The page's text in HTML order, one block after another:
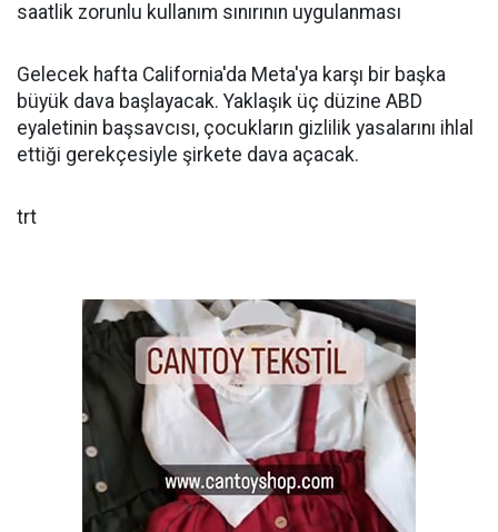
saatlik zorunlu kullanım sınırının uygulanması
Gelecek hafta California'da Meta'ya karşı bir başka
büyük dava başlayacak. Yaklaşık üç düzine ABD
eyaletinin başsavcısı, çocukların gizlilik yasalarını ihlal
ettiği gerekçesiyle şirkete dava açacak.
trt